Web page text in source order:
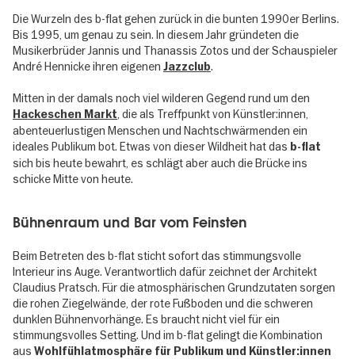
Die Wurzeln des b-flat gehen zurück in die bunten 1990er Berlins.
Bis 1995, um genau zu sein. In diesem Jahr gründeten die
Musikerbrüder Jannis und Thanassis Zotos und der Schauspieler
André Hennicke ihren eigenen Jazzclub.
Mitten in der damals noch viel wilderen Gegend rund um den
Hackeschen Markt, die als Treffpunkt von Künstler:innen,
abenteuerlustigen Menschen und Nachtschwärmenden ein
ideales Publikum bot. Etwas von dieser Wildheit hat das b-flat
sich bis heute bewahrt, es schlägt aber auch die Brücke ins
schicke Mitte von heute.
Bühnenraum und Bar vom Feinsten
Beim Betreten des b-flat sticht sofort das stimmungsvolle
Interieur ins Auge. Verantwortlich dafür zeichnet der Architekt
Claudius Pratsch. Für die atmosphärischen Grundzutaten sorgen
die rohen Ziegelwände, der rote Fußboden und die schweren
dunklen Bühnenvorhänge. Es braucht nicht viel für ein
stimmungsvolles Setting. Und im b-flat gelingt die Kombination
aus Wohlfühlatmosphäre für Publikum und Künstler:innen